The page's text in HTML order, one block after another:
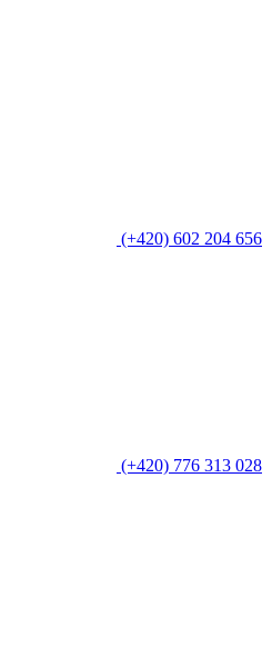
(+420) 602 204 656
(+420) 776 313 028